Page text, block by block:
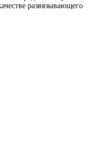
развязывающего